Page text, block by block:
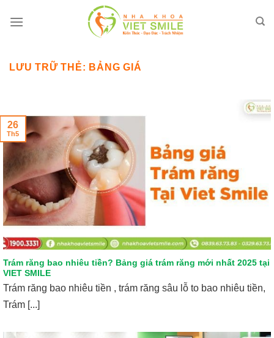
qua
LƯU TRỮ THẺ: BẢNG GIÁ
Trám răng bao nhiêu tiền? Bảng giá trám răng mới nhất 2025 tại
VIET SMILE
Trám răng bao nhiêu tiền , trám răng sâu lỗ to bao nhiêu tiền,
Trám [...]
26
Th5